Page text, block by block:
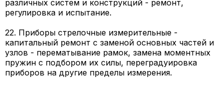
различных систем и конструкций - ремонт,
регулировка и испытание.
22. Приборы стрелочные измерительные -
капитальный ремонт с заменой основных частей и
узлов - перематывание рамок, замена моментных
пружин с подбором их силы, переградуировка
приборов на другие пределы измерения.